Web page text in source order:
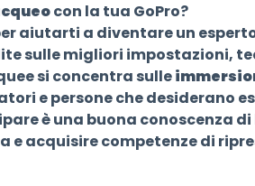
con la tua GoPro?
aiutarti a diventare un
sulle migliori impostazioni,
si concentra sulle
e persone che desiderano
è una buona conoscenza
acquisire competenze di